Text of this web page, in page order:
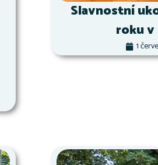
Slavnostní
roku v
1